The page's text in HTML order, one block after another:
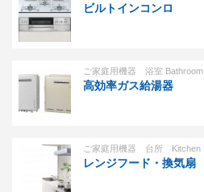
ビルトインコンロ
ご家庭用機器 浴室 Bathroom
高効率ガス給湯器
ご家庭用機器 台所 Kitchen
レンジフード・換気扇